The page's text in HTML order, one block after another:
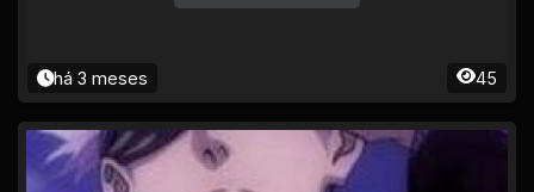
há 3 meses 45